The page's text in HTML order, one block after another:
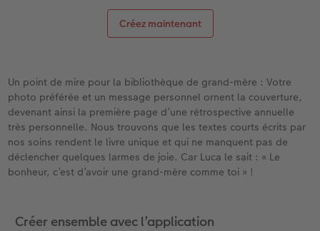
Créez maintenant
Un point de mire pour la bibliothèque de grand-mère : Votre
photo préférée et un message personnel ornent la couverture,
devenant ainsi la première page d’une rétrospective annuelle
très personnelle. Nous trouvons que les textes courts écrits par
nos soins rendent le livre unique et qui ne manquent pas de
déclencher quelques larmes de joie. Car Luca le sait : « Le
bonheur, c’est d’avoir une grand-mère comme toi » !
Créer ensemble avec l’application